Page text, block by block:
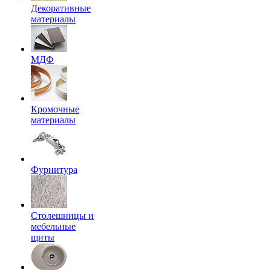
Декоративные
материалы
МДФ
Кромочные
материалы
Фурнитура
Столешницы и
мебельные
щиты